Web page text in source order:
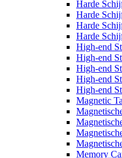
Harde
Harde
Harde
Harde
High-end
High-end
High-end
High-end
High-end
Magnetic
Memory